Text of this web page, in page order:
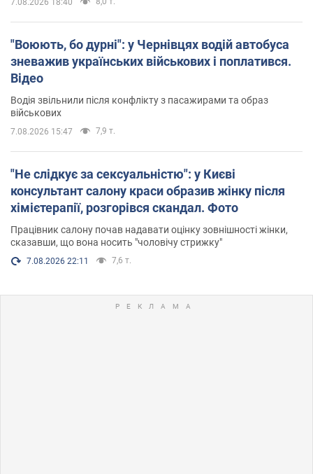
"Воюють, бо дурні": у Чернівцях водій автобуса
зневажив українських військових і поплатився.
Відео
Водія звільнили після конфлікту з пасажирами та образ
військових
7.08.2026 15:47 7,9 т.
"Не слідкує за сексуальністю": у Києві
консультант салону краси образив жінку після
хімієтерапії, розгорівся скандал. Фото
Працівник салону почав надавати оцінку зовнішності жінки,
сказавши, що вона носить "чоловічу стрижку"
7.08.2026 22:11 7,6 т.